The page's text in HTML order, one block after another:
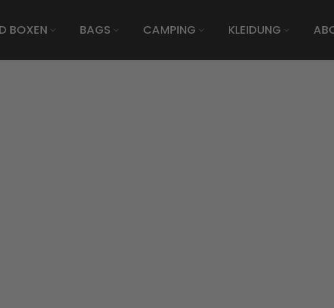
BOXEN BAGS CAMPING KLEIDUNG